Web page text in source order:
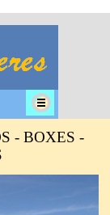
- BOXES -